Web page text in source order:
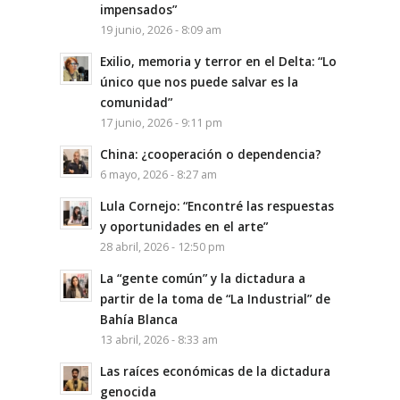
impensados”
19 junio, 2026 - 8:09 am
Exilio, memoria y terror en el Delta: “Lo
único que nos puede salvar es la
comunidad”
17 junio, 2026 - 9:11 pm
China: ¿cooperación o dependencia?
6 mayo, 2026 - 8:27 am
Lula Cornejo: “Encontré las respuestas
y oportunidades en el arte”
28 abril, 2026 - 12:50 pm
La “gente común” y la dictadura a
partir de la toma de “La Industrial” de
Bahía Blanca
13 abril, 2026 - 8:33 am
Las raíces económicas de la dictadura
genocida